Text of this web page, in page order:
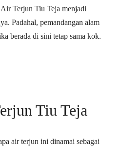
Terjun Tiu Teja menjadi
Padahal, pemandangan alam
berada di sini tetap sama kok.
Tiu Teja
air terjun ini dinamai sebagai